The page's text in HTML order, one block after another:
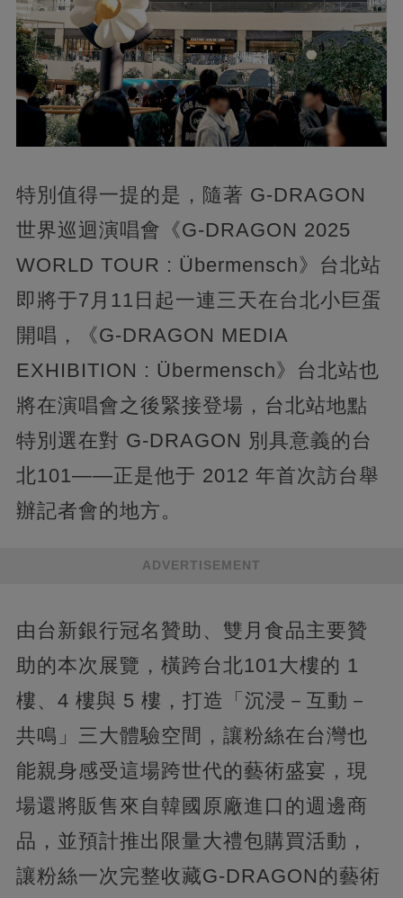
特別值得一提的是，隨著 G-DRAGON
世界巡迴演唱會《G-DRAGON 2025
WORLD TOUR : Übermensch》台北站
即將于7月11日起一連三天在台北小巨蛋
開唱，《G-DRAGON MEDIA
EXHIBITION : Übermensch》台北站也
將在演唱會之後緊接登場，台北站地點
特別選在對 G-DRAGON 別具意義的台
北101——正是他于 2012 年首次訪台舉
辦記者會的地方。
ADVERTISEMENT
由台新銀行冠名贊助、雙月食品主要贊
助的本次展覽，橫跨台北101大樓的 1
樓、4 樓與 5 樓，打造「沉浸－互動－
共鳴」三大體驗空間，讓粉絲在台灣也
能親身感受這場跨世代的藝術盛宴，現
場還將販售來自韓國原廠進口的週邊商
品，並預計推出限量大禮包購買活動，
讓粉絲一次完整收藏G-DRAGON的藝術